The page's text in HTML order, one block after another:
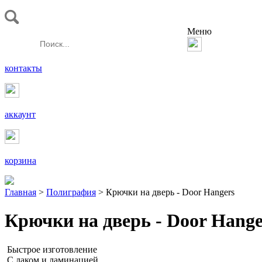
Меню
контакты
аккаунт
корзина
Главная > Полиграфия > Крючки на дверь - Door Hangers
Крючки на дверь - Door
Быстрое изготовление
С лаком и ламинацией